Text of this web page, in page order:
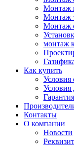
Монтаж
Монтаж
Монтаж
монтаж
Как купить
Условия
Условия
Контакты
О компании
Новости